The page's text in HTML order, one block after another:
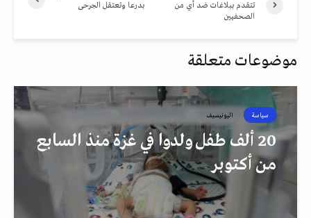
بدرعا وتعتقل الجرحى
تتقدم ببلاغات ضد أي من
الصحفيين
موضوعات متعلقة
سياسة اليونيسيف
20 ألف طفل ولدوا في غزة منذ السابع
من أكتوبر